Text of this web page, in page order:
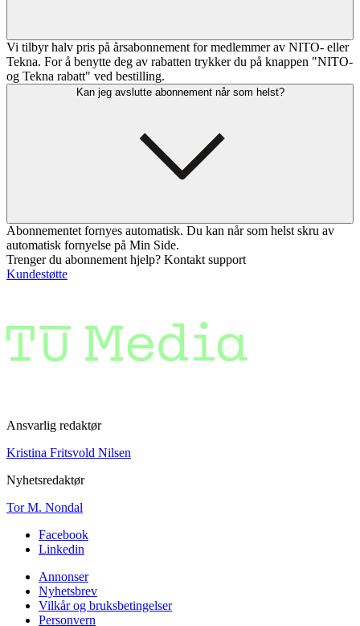
Vi tilbyr halv pris på årsabonnement for medlemmer av NITO- eller
Tekna. For å benytte deg av rabatten trykker du på knappen "NITO-
og Tekna rabatt" ved bestilling.
Kan jeg avslutte abonnement når som helst?
Abonnementet fornyes automatisk. Du kan når som helst skru av
automatisk fornyelse på Min Side.
Trenger du abonnement hjelp? Kontakt support
Kundestøtte
Ansvarlig redaktør
Kristina Fritsvold Nilsen
Nyhetsredaktør
Tor M. Nondal
Facebook
Linkedin
Annonser
Nyhetsbrev
Vilkår og bruksbetingelser
Personvern